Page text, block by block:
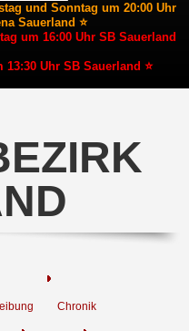
und Sonntag um 20:00 Uhr
Sauerland ⭐
um 16:00 Uhr SB Sauerland
Uhr SB Sauerland ⭐
Chronik